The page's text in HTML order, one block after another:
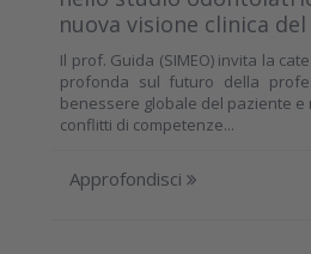
nuova visione clinica
Il prof. Guida (SIMEO) invita la
profonda sul futuro della
benessere globale del paziente e
conflitti di competenze...
Approfondisci